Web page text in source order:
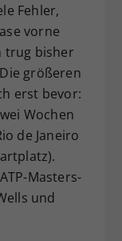
Fehler,
vorne
trug bisher
größeren
erst bevor:
Wochen
de Janeiro
Masters-
und